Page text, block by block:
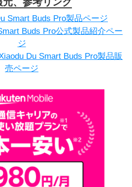
Smart Buds Pro製品ページ
Buds Pro公式製品紹介ペー
ジ
Du Smart Buds Pro製品販
売ページ